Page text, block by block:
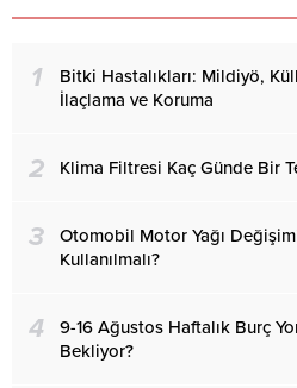
1
Bitki Hastalıkları: Mildiyö,
İlaçlama ve Koruma
2 Klima Filtresi Kaç Günde Bir
3
Otomobil Motor Yağı
Kullanılmalı?
4
9-16 Ağustos Haftalık Burç
Bekliyor?